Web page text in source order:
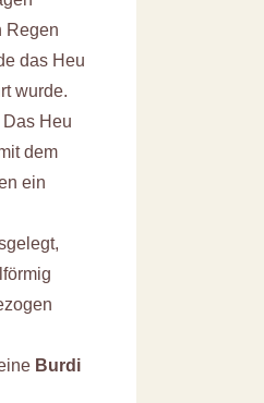
Regen
das Heu
wurde.
Heu
dem
ein
Burdi